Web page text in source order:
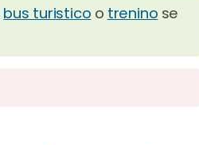
bus turistico o trenino se